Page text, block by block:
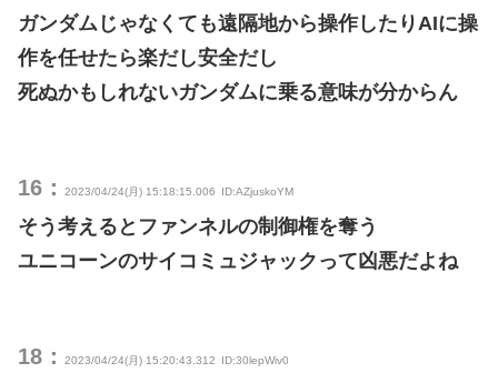
ガンダムじゃなくても遠隔地から操作したりAIに操
作を任せたら楽だし安全だし
死ぬかもしれないガンダムに乗る意味が分からん
16： 2023/04/24(月) 15:18:15.006 ID:AZjuskoYM
そう考えるとファンネルの制御権を奪う
ユニコーンのサイコミュジャックって凶悪だよね
18： 2023/04/24(月) 15:20:43.312 ID:30lepWiv0